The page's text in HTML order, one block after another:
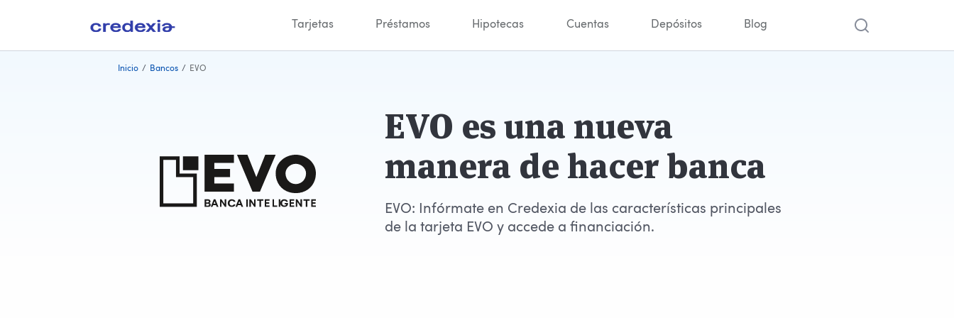
Tarjetas Préstamos Hipotecas Cuentas Depósitos Blog
Inicio / Bancos / EVO
EVO es una nueva
manera de hacer banca
EVO: Infórmate en Credexia de las características principales
de la tarjeta EVO y accede a financiación.